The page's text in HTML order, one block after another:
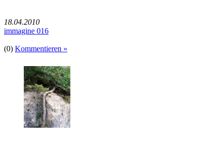
18.04.2010
immagine 016
(0) Kommentieren »